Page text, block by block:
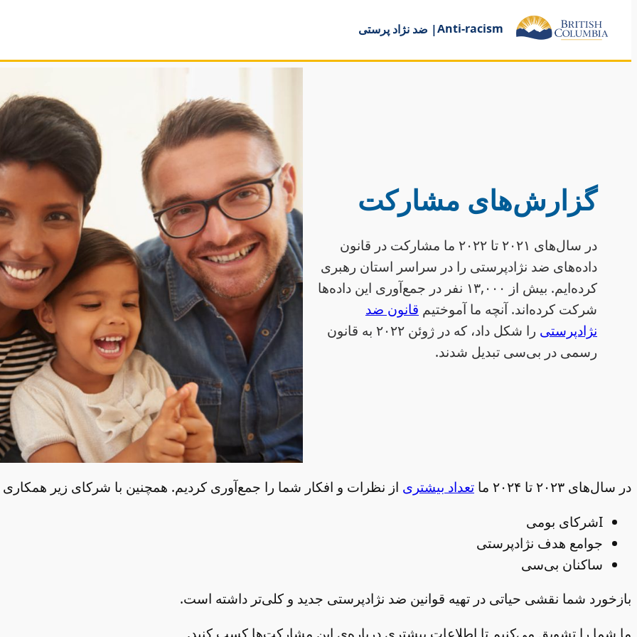
Anti-racism| ضد نژاد پرستی
گزارش‌های مشارکت
در سال‌های ۲۰۲۱ تا ۲۰۲۲ ما مشارکت در قانون
داده‌های ضد نژادپرستی را در سراسر استان رهبری
کرده‌ایم. بیش از ۱۳,۰۰۰ نفر در جمع‌‌آوری این داده‌ها
شرکت کرده‌اند. آنچه ما آموختیم قانون ضد
نژادپرستی
را شکل داد، که در ژوئن ۲۰۲۲ به قانون
رسمی در بی‌سی تبدیل شدند.
در سال‌های ۲۰۲۳ تا ۲۰۲۴ ما تعداد بیشتری از نظرات و افکار شما را جمع‌آوری کردیم. همچنین با شرکای زیر همکاری
Iشرکای بومی
جوامع هدف نژادپرستی
ساکنان بی‌سی
بازخورد شما نقشی حیاتی در تهیه قوانین ضد نژادپرستی جدید و کلی‌تر داشته است.
ما شما را تشویق می‌کنیم تا اطلاعات بیشتری درباره‌ی این مشارکت‌ها کسب کنید.